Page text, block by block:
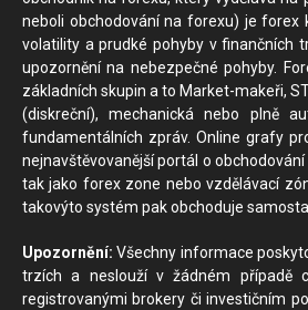
neboli obchodování na forexu) je forex
volatility a prudké pohyby v finančních
upozornění na nebezpečné pohyby.
základních skupin a to Market-makeři,
(diskreční), mechanická nebo plně
fundamentálních zpráv. Online grafy
nejnavštěvovanější portál o
tak jako forex zone nebo vzdělávací
takovýto systém pak obchoduje
Upozornění: Všechny informace
trzích a neslouží v žádném případě
registrovanými brokery či investičním